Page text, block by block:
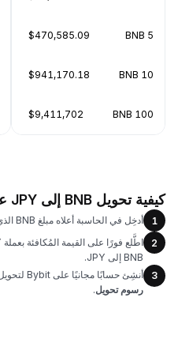
5 BNB
$470,585.09
10 BNB
$941,170.18
100 BNB
$9,411,702
كيفية تحويل BNB إلى JPY على Bybit
1
أدخِل في الحاسبة أعلاه مبلغ BNB الذي ترغب في تحويله إلى JPY.
2
BNB إلى JPY.
3
أنشِئ حسابًا مجانيًا على Bybit لتحويل BNB أو شرائها أو بيعها أو تداوُلها
رسوم تحويل.